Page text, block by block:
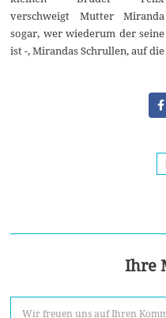
verschweigt Mutter Miranda
sogar, wer wiederum der seine
ist -, Mirandas Schrullen, auf die
Ihre